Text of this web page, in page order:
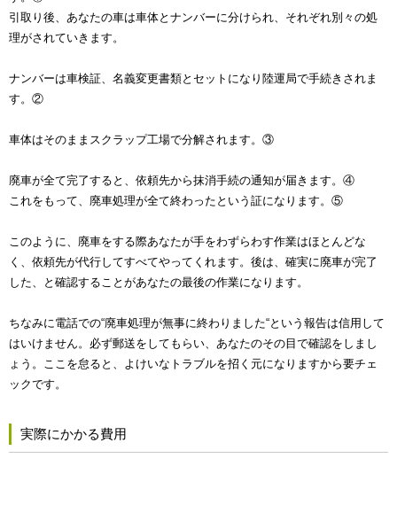
引取り後、あなたの車は車体とナンバーに分けられ、それぞれ別々の処
理がされていきます。
ナンバーは車検証、名義変更書類とセットになり陸運局で手続きされま
す。②
車体はそのままスクラップ工場で分解されます。③
廃車が全て完了すると、依頼先から抹消手続の通知が届きます。④
これをもって、廃車処理が全て終わったという証になります。⑤
このように、廃車をする際あなたが手をわずらわす作業はほとんどな
く、依頼先が代行してすべてやってくれます。後は、確実に廃車が完了
した、と確認することがあなたの最後の作業になります。
ちなみに電話での“廃車処理が無事に終わりました“という報告は信用して
はいけません。必ず郵送をしてもらい、あなたのその目で確認をしまし
ょう。ここを怠ると、よけいなトラブルを招く元になりますから要チェ
ックです。
実際にかかる費用